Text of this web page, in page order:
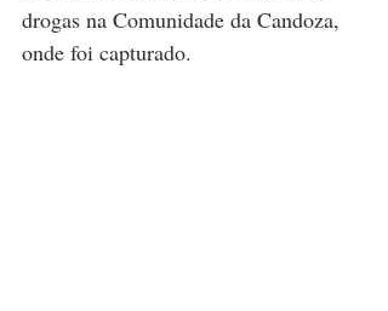
drogas na Comunidade da Candoza,
onde foi capturado.